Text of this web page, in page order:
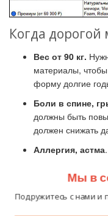
Когда дорогой
Вес от 90 кг.
материалы,
форму долгие
Боли в спине,
должны быть
должен снижать
Аллергия, астма
Мы в
Подружитесь с нами и